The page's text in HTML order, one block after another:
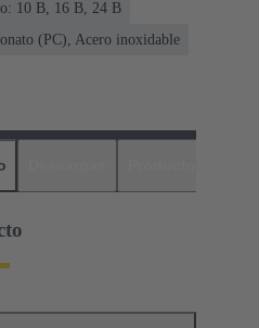
10 B, 16 B, 24 B
(PC), Acero inoxidable